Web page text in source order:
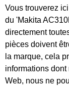
Vous trouverez
du 'Makita
directement
pièces doivent
la marque, cela
informations
Web, nous ne